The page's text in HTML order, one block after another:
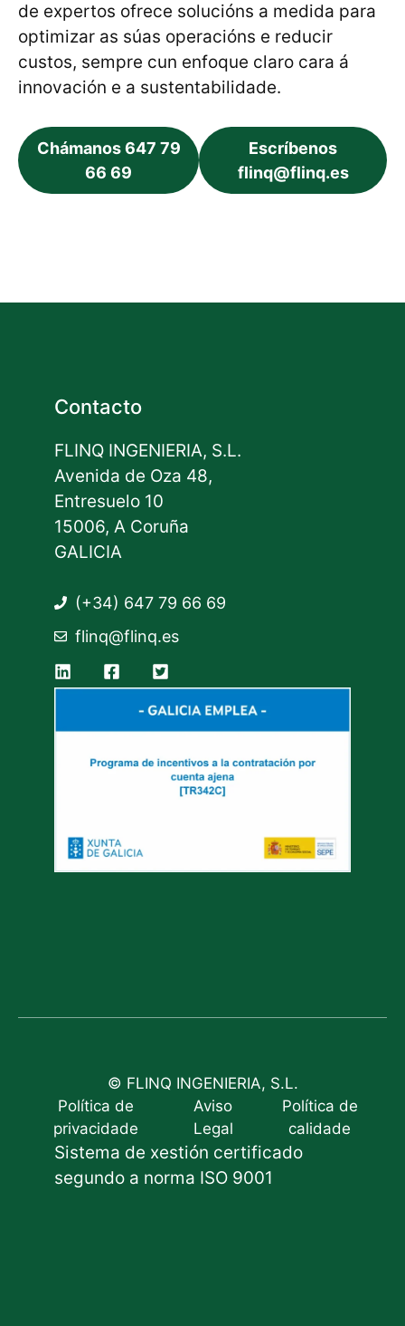
de expertos ofrece solucións a medida para
optimizar as súas operacións e reducir
custos, sempre cun enfoque claro cara á
innovación e a sustentabilidade.
Chámanos 647 79
66 69
Escríbenos
flinq@flinq.es
Contacto
FLINQ INGENIERIA, S.L.
Avenida de Oza 48,
Entresuelo 10
15006, A Coruña
GALICIA
(+34) 647 79 66 69
flinq@flinq.es
© FLINQ INGENIERIA, S.L.
Política de
privacidade
Aviso
Legal
Política de
calidade
Sistema de xestión certificado
segundo a norma ISO 9001